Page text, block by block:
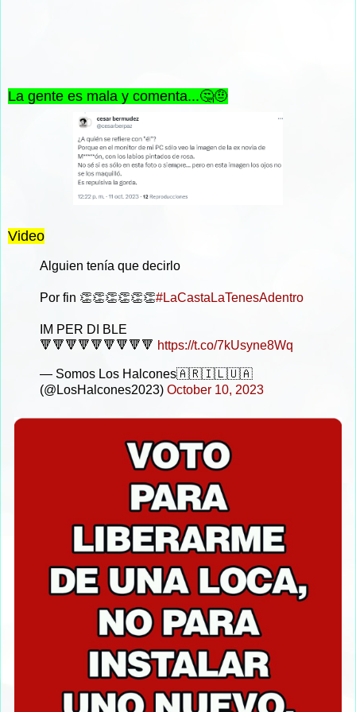
La gente es mala y comenta...🤔🤨
Video
Alguien tenía que decirlo
Por fin 👏👏👏👏👏👏#LaCastaLaTenesAdentro
IM PER DI BLE
🔻🔻🔻🔻🔻🔻🔻🔻🔻 https://t.co/7kUsyne8Wq
— Somos Los Halcones🇦🇷🇮🇱🇺🇦
(@LosHalcones2023) October 10, 2023